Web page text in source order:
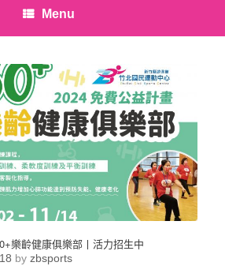
Menu
樂齡健康俱樂部丨活力招生中
by zbsports